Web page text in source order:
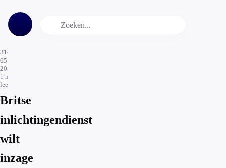
31-
05-
2019
1 min.
leestijd
Britse
inlichtingendienst
wilt
inzage